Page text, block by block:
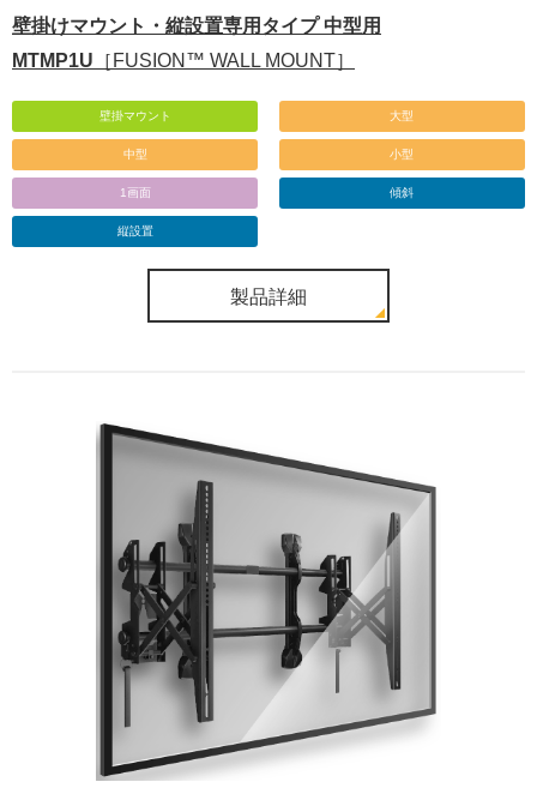
壁掛けマウント・縦設置専用タイプ 中型用
MTMP1U ［FUSION™ WALL MOUNT］
壁掛マウント 大型
中型 小型
1画面 傾斜
縦設置
製品詳細